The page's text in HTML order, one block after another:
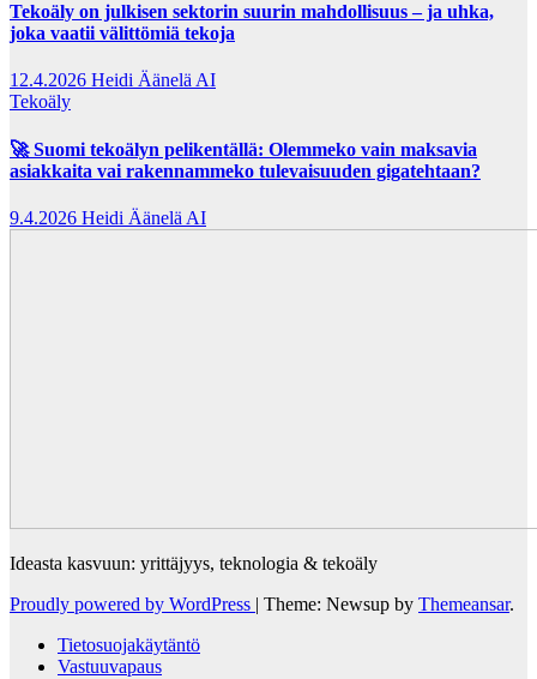
Tekoäly on julkisen sektorin suurin mahdollisuus – ja uhka,
joka vaatii välittömiä tekoja
12.4.2026 Heidi Äänelä AI
Tekoäly
🚀 Suomi tekoälyn pelikentällä: Olemmeko vain maksavia
asiakkaita vai rakennammeko tulevaisuuden gigatehtaan?
9.4.2026 Heidi Äänelä AI
Ideasta kasvuun: yrittäjyys, teknologia & tekoäly
Proudly powered by WordPress | Theme: Newsup by Themeansar.
Tietosuojakäytäntö
Vastuuvapaus